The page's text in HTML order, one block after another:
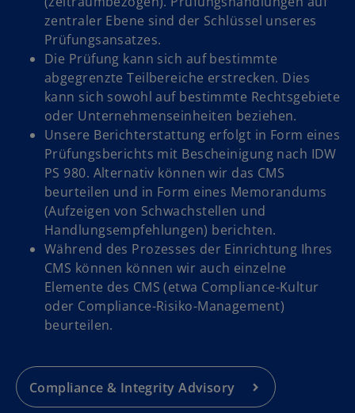
zentraler Ebene sind der Schlüssel unseres
Prüfungsansatzes.
Die Prüfung kann sich auf bestimmte
abgegrenzte Teilbereiche erstrecken. Dies
kann sich sowohl auf bestimmte Rechtsgebiete
oder Unternehmenseinheiten beziehen.
Unsere Berichterstattung erfolgt in Form eines
Prüfungsberichts mit Bescheinigung nach IDW
PS 980. Alternativ können wir das CMS
beurteilen und in Form eines Memorandums
(Aufzeigen von Schwachstellen und
Handlungsempfehlungen) berichten.
Während des Prozesses der Einrichtung Ihres
CMS können können wir auch einzelne
Elemente des CMS (etwa Compliance-Kultur
oder Compliance-Risiko-Management)
beurteilen.
Compliance & Integrity Advisory